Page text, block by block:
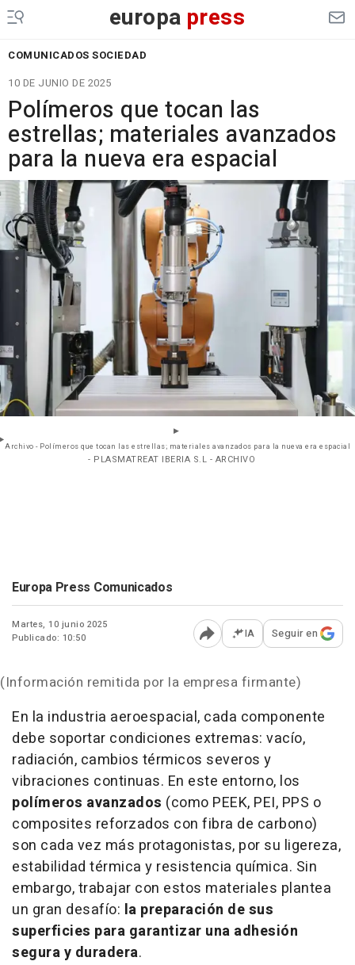
europa press
COMUNICADOS SOCIEDAD
10 DE JUNIO DE 2025
Polímeros que tocan las
estrellas; materiales avanzados
para la nueva era espacial
Archivo - Polímeros que tocan las estrellas; materiales avanzados para la nueva era espacial
- PLASMATREAT IBERIA S.L - ARCHIVO
Europa Press Comunicados
Martes, 10 junio 2025
Publicado: 10:50
Abrir opciones para
IA Seguir en
(Información remitida por la empresa firmante)
En la industria aeroespacial, cada componente
debe soportar condiciones extremas: vacío,
radiación, cambios térmicos severos y
vibraciones continuas. En este entorno, los
polímeros avanzados (como PEEK, PEI, PPS o
composites reforzados con fibra de carbono)
son cada vez más protagonistas, por su ligereza,
estabilidad térmica y resistencia química. Sin
embargo, trabajar con estos materiales plantea
un gran desafío: la preparación de sus
superficies para garantizar una adhesión
segura y duradera.